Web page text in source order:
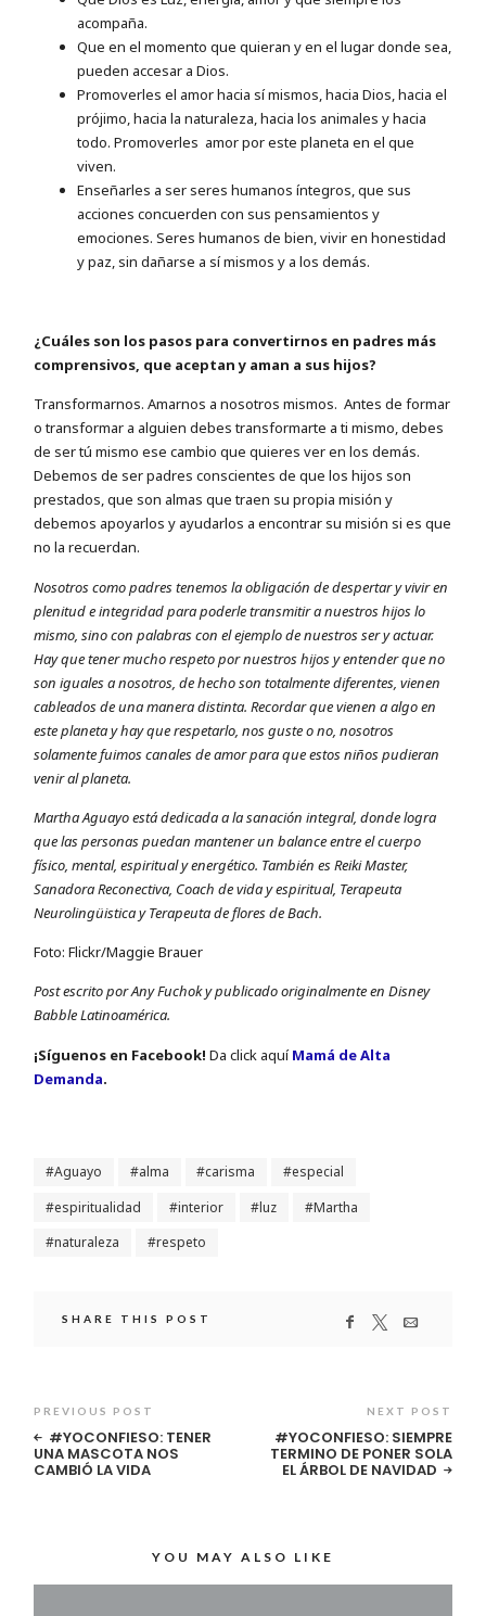
acompaña.
Que en el momento que quieran y en el lugar donde sea,
pueden accesar a Dios.
Promoverles el amor hacia sí mismos, hacia Dios, hacia el
prójimo, hacia la naturaleza, hacia los animales y hacia
todo. Promoverles amor por este planeta en el que
viven.
Enseñarles a ser seres humanos íntegros, que sus
acciones concuerden con sus pensamientos y
emociones. Seres humanos de bien, vivir en honestidad
y paz, sin dañarse a sí mismos y a los demás.
¿Cuáles son los pasos para convertirnos en padres más
comprensivos, que aceptan y aman a sus hijos?
Transformarnos. Amarnos a nosotros mismos. Antes de formar
o transformar a alguien debes transformarte a ti mismo, debes
de ser tú mismo ese cambio que quieres ver en los demás.
Debemos de ser padres conscientes de que los hijos son
prestados, que son almas que traen su propia misión y
debemos apoyarlos y ayudarlos a encontrar su misión si es que
no la recuerdan.
Nosotros como padres tenemos la obligación de despertar y vivir en
plenitud e integridad para poderle transmitir a nuestros hijos lo
mismo, sino con palabras con el ejemplo de nuestros ser y actuar.
Hay que tener mucho respeto por nuestros hijos y entender que no
son iguales a nosotros, de hecho son totalmente diferentes, vienen
cableados de una manera distinta. Recordar que vienen a algo en
este planeta y hay que respetarlo, nos guste o no, nosotros
solamente fuimos canales de amor para que estos niños pudieran
venir al planeta.
Martha Aguayo está dedicada a la sanación integral, donde logra
que las personas puedan mantener un balance entre el cuerpo
físico, mental, espiritual y energético. También es Reiki Master,
Sanadora Reconectiva, Coach de vida y espiritual, Terapeuta
Neurolingüistica y Terapeuta de flores de Bach.
Foto: Flickr/Maggie Brauer
Post escrito por Any Fuchok y publicado originalmente en Disney
Babble Latinoamérica.
¡Sí­guenos en Facebook! Da click aquíMamá de Alta
Demanda.
Aguayo alma carisma
especial
espiritualidad
interior luz
Martha
naturaleza
respeto
SHARE THIS POST
PREVIOUS POST
#YOCONFIESO: TENER
UNA MASCOTA NOS
CAMBIÓ LA VIDA
NEXT POST
#YOCONFIESO: SIEMPRE
TERMINO DE PONER SOLA
EL ÁRBOL DE NAVIDAD
YOU MAY ALSO LIKE